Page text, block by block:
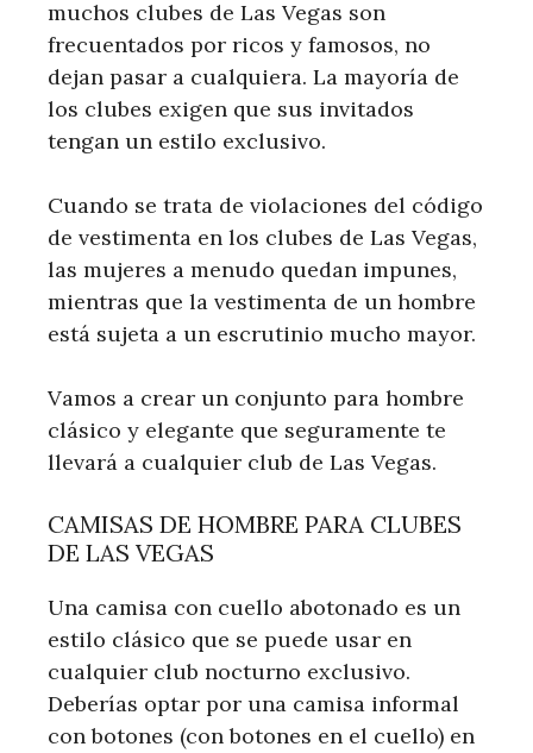
muchos clubes de Las Vegas son
frecuentados por ricos y famosos, no
dejan pasar a cualquiera. La mayoría de
los clubes exigen que sus invitados
tengan un estilo exclusivo.
Cuando se trata de violaciones del código
de vestimenta en los clubes de Las Vegas,
las mujeres a menudo quedan impunes,
mientras que la vestimenta de un hombre
está sujeta a un escrutinio mucho mayor.
Vamos a crear un conjunto para hombre
clásico y elegante que seguramente te
llevará a cualquier club de Las Vegas.
CAMISAS DE HOMBRE PARA CLUBES
DE LAS VEGAS
Una camisa con cuello abotonado es un
estilo clásico que se puede usar en
cualquier club nocturno exclusivo.
Deberías optar por una camisa informal
con botones (con botones en el cuello) en